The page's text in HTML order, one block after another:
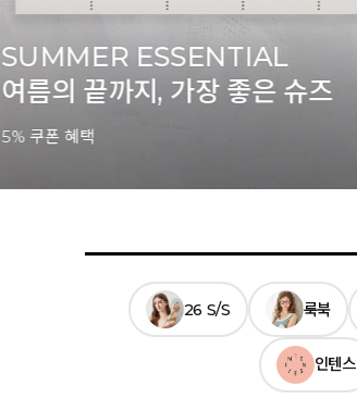
SUMMER ESSENTIAL
여름의 끝까지, 가장 좋은 슈즈
5% 쿠폰 혜택
26 S/S 룩북
인텐스